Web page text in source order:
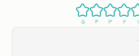
۱ ۲ ۳ ۴ ۵